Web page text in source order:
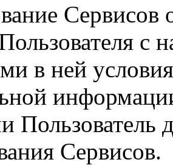
Сервисов
с
в ней
Пользователь
Сервисов.